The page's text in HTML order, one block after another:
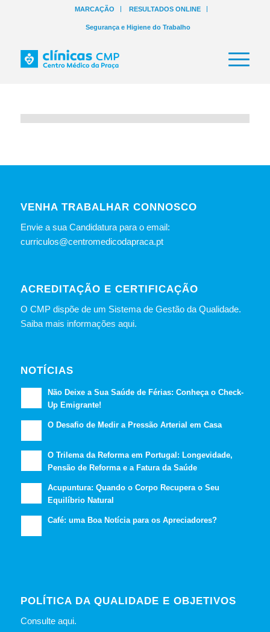
MARCAÇÃO RESULTADOS ONLINE
Segurança e Higiene do Trabalho
VENHA TRABALHAR CONNOSCO
Envie a sua Candidatura para o email:
curriculos@centromedicodapraca.pt
ACREDITAÇÃO E CERTIFICAÇÃO
O CMP dispõe de um Sistema de Gestão da Qualidade.
Saiba mais informações aqui.
NOTÍCIAS
Não Deixe a Sua Saúde de Férias: Conheça o Check-
Up Emigrante!
O Desafio de Medir a Pressão Arterial em Casa
O Trilema da Reforma em Portugal: Longevidade,
Pensão de Reforma e a Fatura da Saúde
Acupuntura: Quando o Corpo Recupera o Seu
Equilíbrio Natural
Café: uma Boa Notícia para os Apreciadores?
POLÍTICA DA QUALIDADE E OBJETIVOS
Consulte aqui.